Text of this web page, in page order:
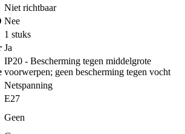
Niet richtbaar
Nee
1 stuks
Ja
IP20 - Bescherming tegen middelgrote
voorwerpen; geen bescherming tegen vocht
Netspanning
E27
Geen